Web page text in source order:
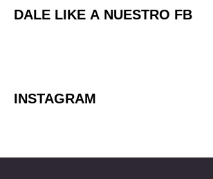
DALE LIKE A NUESTRO FB
INSTAGRAM